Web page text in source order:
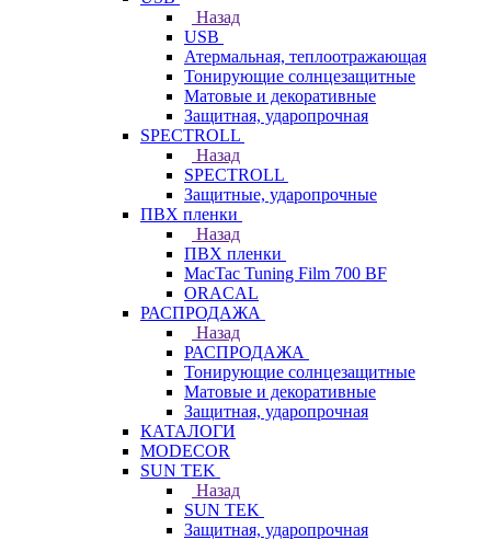
Назад
USB
Атермальная, теплоотражающая
Тонирующие солнцезащитные
Матовые и декоративные
Защитная, ударопрочная
SPECTROLL
Назад
SPECTROLL
Защитные, ударопрочные
ПВХ пленки
Назад
ПВХ пленки
MacTac Tuning Film 700 BF
ORACAL
РАСПРОДАЖА
Назад
РАСПРОДАЖА
Тонирующие солнцезащитные
Матовые и декоративные
Защитная, ударопрочная
КАТАЛОГИ
MODECOR
SUN TEK
Назад
SUN TEK
Защитная, ударопрочная